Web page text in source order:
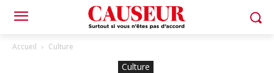
Accueil Culture
Culture